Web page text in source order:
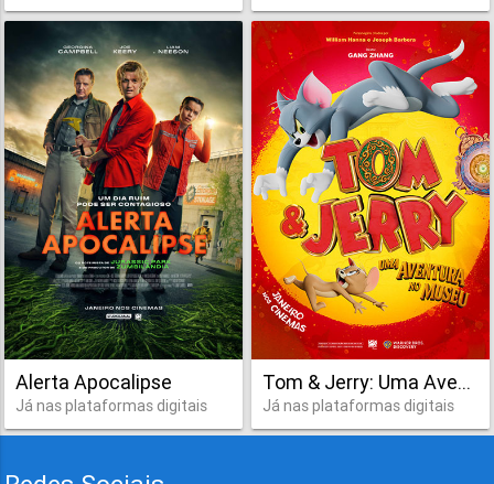
Alerta Apocalipse
Já nas plataformas digitais
Tom & Jerry: Uma Aventura no Museu
Já nas plataformas digitais